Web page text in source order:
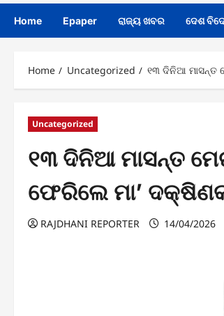
Home Epaper ରାଜ୍ୟ ଖବର ଦେଶ
Home Uncategorized ୧୩ ଦିନିଆ ମାସନ୍ତ
Uncategorized
୧୩ ଦିନିଆ ମାସନ୍ତ
ଫେରିଲେ ମା’
RAJDHANI REPORTER 14/04/2026